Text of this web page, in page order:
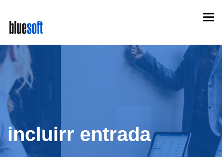
main
content
incluirr entrada